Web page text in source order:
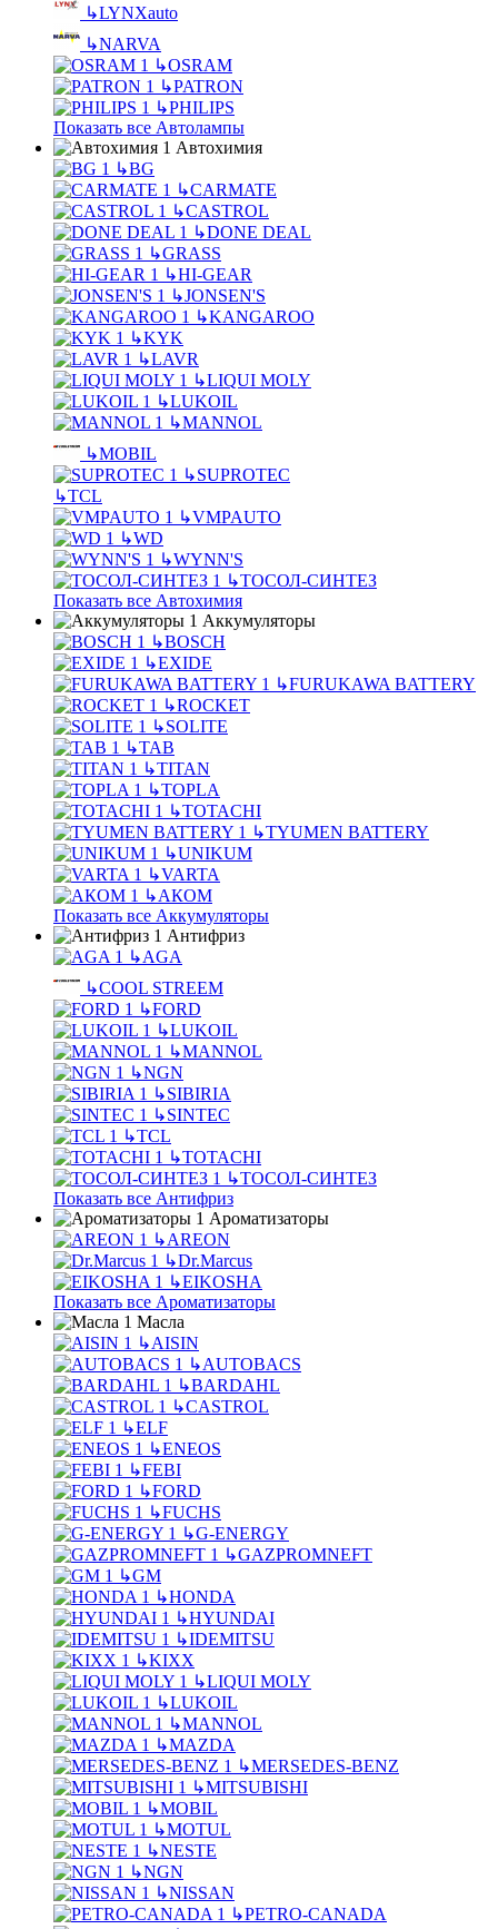
↳LYNXauto
↳NARVA
↳OSRAM
↳PATRON
↳PHILIPS
Показать все Автолампы
Автохимия
↳BG
↳CARMATE
↳CASTROL
↳DONE DEAL
↳GRASS
↳HI-GEAR
↳JONSEN'S
↳KANGAROO
↳KYK
↳LAVR
↳LIQUI MOLY
↳LUKOIL
↳MANNOL
↳MOBIL
↳SUPROTEC
↳TCL
↳VMPAUTO
↳WD
↳WYNN'S
↳ТОСОЛ-СИНТЕЗ
Показать все Автохимия
Аккумуляторы
↳BOSCH
↳EXIDE
↳FURUKAWA BATTERY
↳ROCKET
↳SOLITE
↳TAB
↳TITAN
↳TOPLA
↳TOTACHI
↳TYUMEN BATTERY
↳UNIKUM
↳VARTA
↳АКОМ
Показать все Аккумуляторы
Антифриз
↳AGA
↳COOL STREEM
↳FORD
↳LUKOIL
↳MANNOL
↳NGN
↳SIBIRIA
↳SINTEC
↳TCL
↳TOTACHI
↳ТОСОЛ-СИНТЕЗ
Показать все Антифриз
Ароматизаторы
↳AREON
↳Dr.Marcus
↳EIKOSHA
Показать все Ароматизаторы
Масла
↳AISIN
↳AUTOBACS
↳BARDAHL
↳CASTROL
↳ELF
↳ENEOS
↳FEBI
↳FORD
↳FUCHS
↳G-ENERGY
↳GAZPROMNEFT
↳GM
↳HONDA
↳HYUNDAI
↳IDEMITSU
↳KIXX
↳LIQUI MOLY
↳LUKOIL
↳MANNOL
↳MAZDA
↳MERSEDES-BENZ
↳MITSUBISHI
↳MOBIL
↳MOTUL
↳NESTE
↳NGN
↳NISSAN
↳PETRO-CANADA